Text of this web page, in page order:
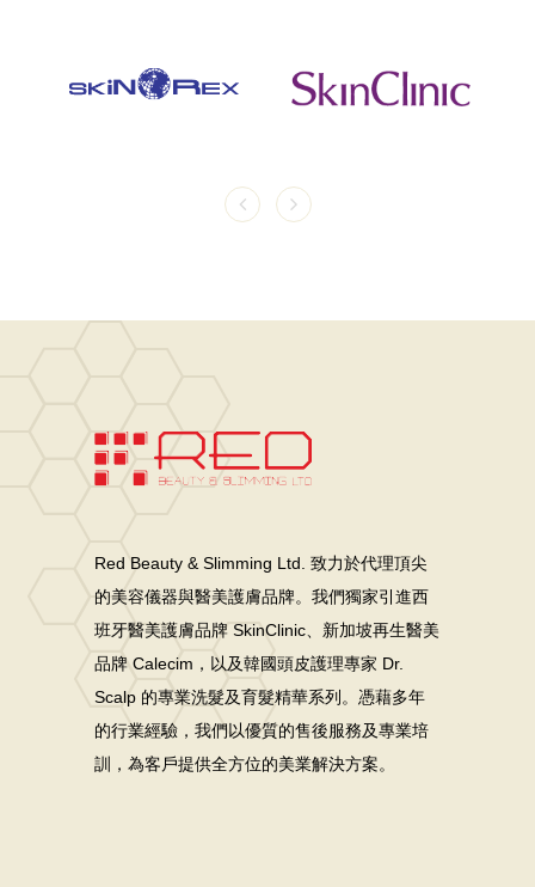
Red Beauty & Slimming Ltd. 致力於代理頂尖
的美容儀器與醫美護膚品牌。我們獨家引進西
班牙醫美護膚品牌 SkinClinic、新加坡再生醫美
品牌 Calecim，以及韓國頭皮護理專家 Dr.
Scalp 的專業洗髮及育髮精華系列。憑藉多年
的行業經驗，我們以優質的售後服務及專業培
訓，為客戶提供全方位的美業解決方案。